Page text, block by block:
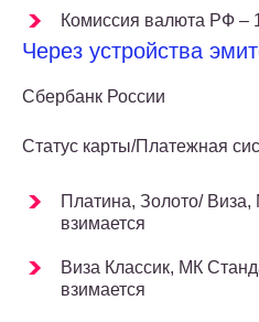
Комиссия валюта РФ –
Через устройства
Сбербанк России
Статус карты/Платежная
Платина, Золото/
взимается
Виза Классик, МК
взимается